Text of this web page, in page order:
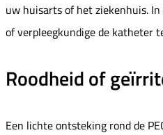
uw huisarts of het ziekenhuis.
of verpleegkundige de katheter
Roodheid of
Een lichte ontsteking rond de